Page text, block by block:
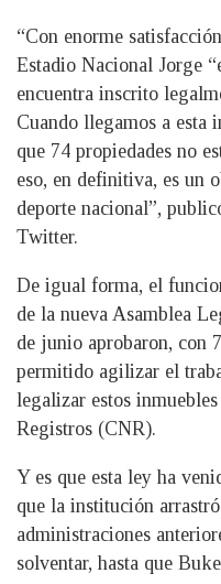
“Con enorme
Estadio Nacional Jorge
encuentra inscrito
Cuando llegamos a esta
que 74 propiedades no
eso, en definitiva, es un
deporte nacional”,
Twitter.
De igual forma, el
de la nueva Asamblea
de junio aprobaron, con
permitido agilizar el
legalizar estos
Registros (CNR).
Y es que esta ley ha
que la institución
administraciones
solventar, hasta que